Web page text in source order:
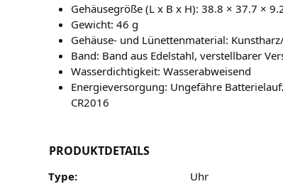
Gehäusegröße (L x B x H): 38.8 × 37.7 ×
Gewicht: 46 g
Gehäuse- und Lünettenmaterial:
Band: Band aus Edelstahl, verstellbarer
Wasserdichtigkeit: Wasserabweisend
Energieversorgung: Ungefähre
CR2016
PRODUKTDETAILS
Type:
Uhr